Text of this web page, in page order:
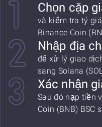
Chọn cặp
và kiểm tra tỷ
Binance Coin
Nhập địa
để xử lý giao
sang Solana
Xác nhận
Sau đó nạp tiền
Coin (BNB) BSC